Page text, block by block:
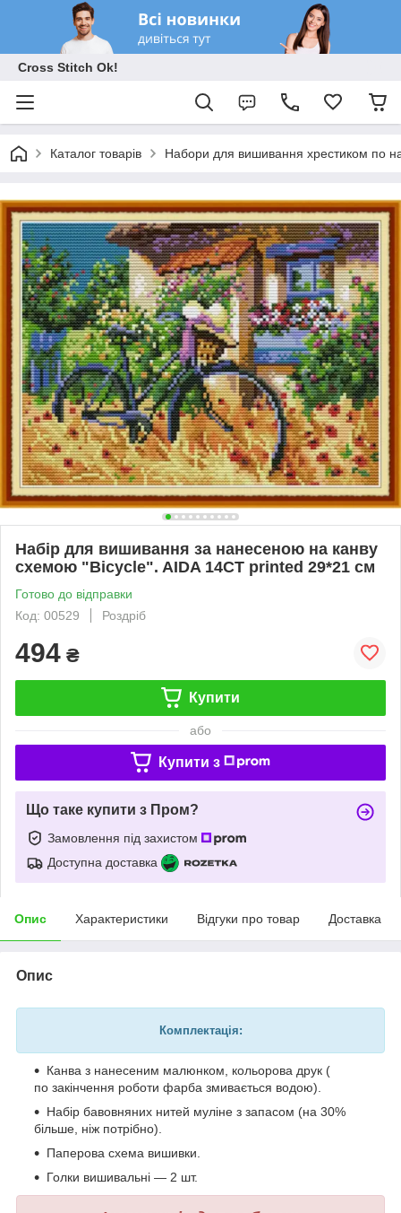
Cross Stitch Ok!
Каталог товарів Набори для вишивання хрестиком по
Набір для вишивання за нанесеною на канву
схемою "Bicycle". AIDA 14CT printed 29*21 см
Готово до відправки
Код: 00529
Роздріб
494 ₴
Купити
або
Купити з
Що таке купити з Пром?
Замовлення під захистом
Доступна доставка
Опис Характеристики Відгуки про товар Доставка
Опис
Комплектація:
Канва з нанесеним малюнком, кольорова друк (
по закінчення роботи фарба змивається водою).
Набір бавовняних нитей муліне з запасом (на 30%
більше, ніж потрібно).
Паперова схема вишивки.
Голки вишивальні — 2 шт.